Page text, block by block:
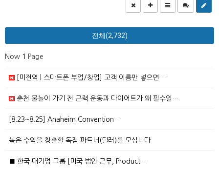
전체(2,732)
Now 1 Page
[미전역 | 스마트폰 부업/창업] 고객 이름만 넣으면 …
춘천 물놀이 가기 전 근력 운동과 다이어트가 왜 필수일…
[8.23~8.25] Anaheim Convention…
높은 수익을 창출할 독점 파트너(딜러)를 모십니다
■ 한국 대기업 그룹 [미국 법인 근무, Product…